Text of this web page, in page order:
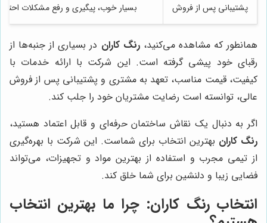
پشتیبانی پس از فروش بسیار خوب، پیگیری و رفع مشکلات
همانطور که مشاهده می‌کنید،رنگ کاران در بسیاری از جنبه‌ها از
رقبای خود پیشی گرفته است. این شرکت با ارائه خدمات با
کیفیت، قیمت مناسب، تعهد به مشتری و پشتیبانی پس از فروش
عالی، توانسته است رضایت مشتریان خود را جلب کند.
اگر به دنبال یک نقاش ساختمان حرفه‌ای و قابل اعتماد هستید،
رنگ کاران بهترین انتخاب برای شماست. این شرکت با بهره‌گیری
از تیمی مجرب و استفاده از بهترین مواد و تجهیزات، می‌تواند
فضایی زیبا و دلنشین برای شما خلق کند.
انتخابرنگ کاران: چرا ما بهترین انتخاب